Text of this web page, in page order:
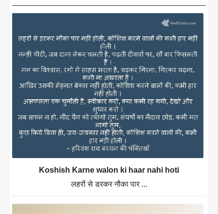
Koshish Karne walon ki haar nahi hoti
लहरों से डरकर नौका पार ...